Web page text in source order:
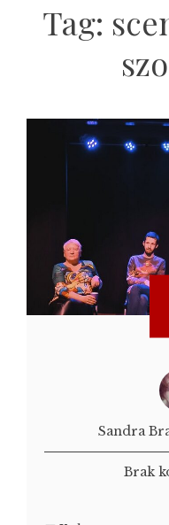
Tag:
Sandra
Brak